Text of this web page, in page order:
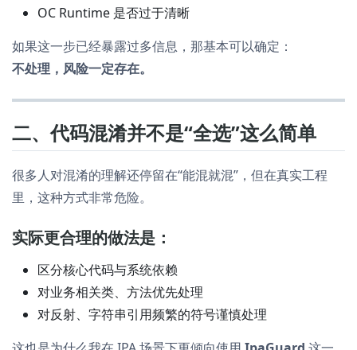
OC Runtime 是否过于清晰
如果这一步已经暴露过多信息，那基本可以确定：
不处理，风险一定存在。
二、代码混淆并不是“全选”这么简单
很多人对混淆的理解还停留在“能混就混”，但在真实工程
里，这种方式非常危险。
实际更合理的做法是：
区分核心代码与系统依赖
对业务相关类、方法优先处理
对反射、字符串引用频繁的符号谨慎处理